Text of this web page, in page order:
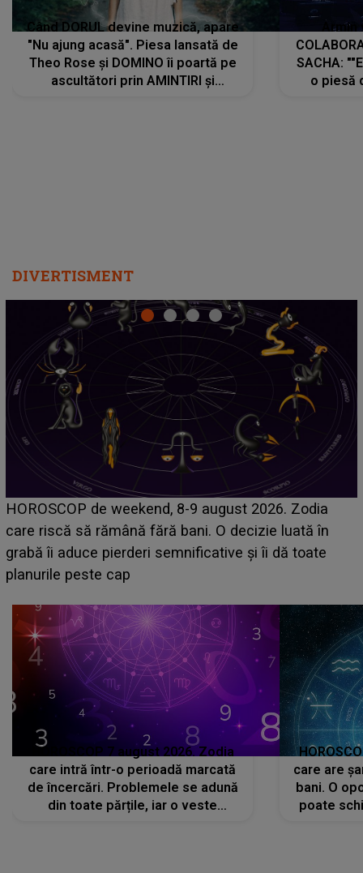
Când DORUL devine muzică, apare
"Nu ajung acasă". Piesa lansată de
Theo Rose și DOMINO îi poartă pe
ascultători prin AMINTIRI și
SACHA:
o piesă
DIVERTISMENT
Emanuel a ținut ACEST DETALIU ASCUNS până
acum! În fața Alexandrei, concurentul din Casa Iubirii
face o MĂRTURISIRE NEAȘTEPTATĂ despre mama
sa: "I-am spus și ei în față, eu nu te iubesc pentru
HOROSCOP 7 august 2026. Zodia
care intră într-o perioadă marcată
de încercări. Problemele se adună
din toate părțile, iar o veste
care are
bani. O
poate